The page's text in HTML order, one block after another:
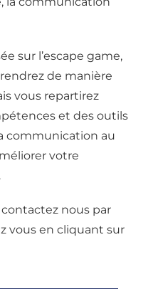
sur l’escape game,
de manière
vous repartirez
et des outils
communication au
votre
nous par
vous en cliquant sur